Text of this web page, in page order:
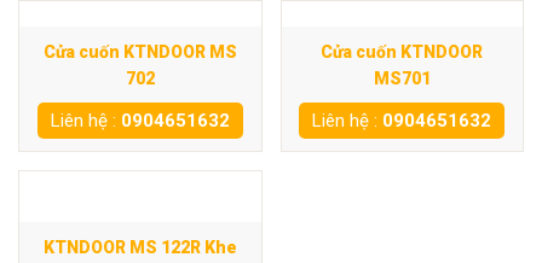
Cửa cuốn KTNDOOR MS
702
Liên hệ : 0904651632
Cửa cuốn KTNDOOR
MS701
Liên hệ : 0904651632
KTNDOOR MS 122R Khe